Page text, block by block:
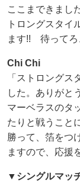
ここまできまし
トロングスタイ
ます!! 待ってろ
Chi Chi
「ストロングス
した。ありがと
マーベラスのタ
たりと戦うこと
勝って、箔をつ
ますので、応援
▼シングルマッ